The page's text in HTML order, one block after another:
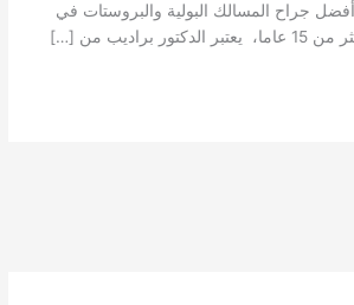
جراح المسالك البولية والبروستات في
براديب من […]